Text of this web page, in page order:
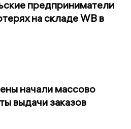
предприниматели
на складе WB в
начали массово
выдачи заказов